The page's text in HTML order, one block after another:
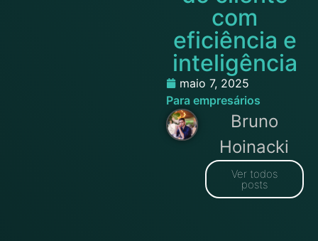
com
eficiência e
inteligência
maio 7, 2025
Para empresários
Bruno
Hoinacki
Ver todos
posts